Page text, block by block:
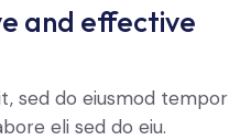
and effective
sed do eiusmod tempor
eli sed do eiu.